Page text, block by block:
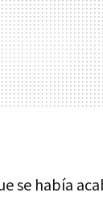
se había